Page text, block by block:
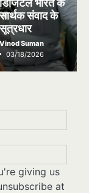
सार्थक संवाद के
सूत्रधार
Vinod Suman
03/18/2026
giving us
at